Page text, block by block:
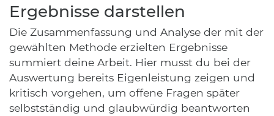
Ergebnisse darstellen
Die Zusammenfassung und Analyse der mit der
gewählten Methode erzielten Ergebnisse
summiert deine Arbeit. Hier musst du bei der
Auswertung bereits Eigenleistung zeigen und
kritisch vorgehen, um offene Fragen später
selbstständig und glaubwürdig beantworten